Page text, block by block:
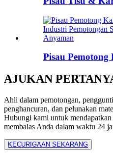
Pisau Pemotong
AJUKAN
Ahli dalam pemotongan,
penghancuran, dan pelunakan
Hubungi kami untuk
membalas Anda dalam waktu 24
KECURIGAAN SEKARANG